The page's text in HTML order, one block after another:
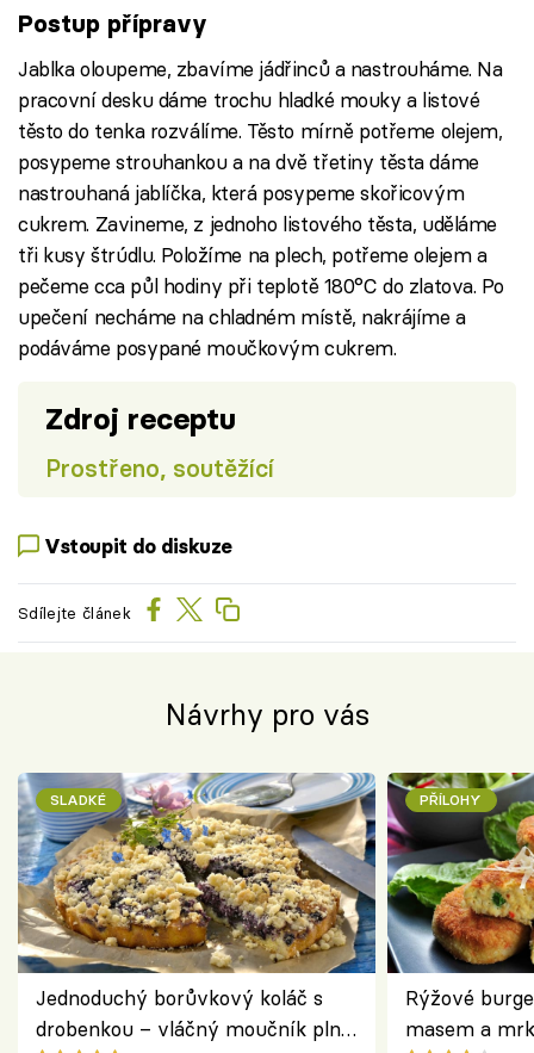
Postup přípravy
Jablka oloupeme, zbavíme jádřinců a nastrouháme. Na
pracovní desku dáme trochu hladké mouky a listové
těsto do tenka rozválíme. Těsto mírně potřeme olejem,
posypeme strouhankou a na dvě třetiny těsta dáme
nastrouhaná jablíčka, která posypeme skořicovým
cukrem. Zavineme, z jednoho listového těsta, uděláme
tři kusy štrúdlu. Položíme na plech, potřeme olejem a
pečeme cca půl hodiny při teplotě 180°C do zlatova. Po
upečení necháme na chladném místě, nakrájíme a
podáváme posypané moučkovým cukrem.
Zdroj receptu
Prostřeno, soutěžící
Vstoupit do diskuze
Sdílejte článek
Návrhy pro vás
SLADKÉ
Jednoduchý borůvkový koláč s
drobenkou – vláčný moučník plný
PŘÍLOHY
Rýžové
masem a